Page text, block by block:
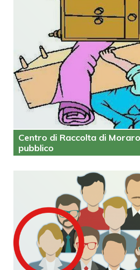
Centro di Raccolta di
pubblico